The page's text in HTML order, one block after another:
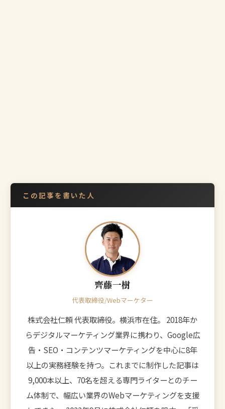
この記事を書いた人
齊藤一樹
代表取締役/Webマーケター
株式会社仁頼 代表取締役。横浜市在住。 2018年か
らデジタルマーケティング業界に携わり、Google広
告・SEO・コンテンツマーケティングを中心に8年
以上の実務経験を持つ。これまでに制作した記事は
9,000本以上、70名を超える専門ライターとのチー
ム体制で、幅広い業界のWebマーケティングを支援